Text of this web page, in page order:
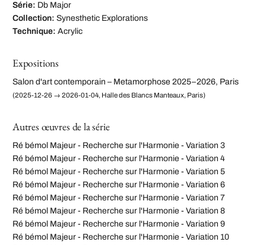
Série: Db Major
Collection: Synesthetic Explorations
Technique: Acrylic
Expositions
Salon d'art contemporain – Metamorphose 2025–2026, Paris
(2025-12-26 → 2026-01-04, Halle des Blancs Manteaux, Paris)
Autres œuvres de la série
Ré bémol Majeur - Recherche sur l'Harmonie - Variation 3
Ré bémol Majeur - Recherche sur l'Harmonie - Variation 4
Ré bémol Majeur - Recherche sur l'Harmonie - Variation 5
Ré bémol Majeur - Recherche sur l'Harmonie - Variation 6
Ré bémol Majeur - Recherche sur l'Harmonie - Variation 7
Ré bémol Majeur - Recherche sur l'Harmonie - Variation 8
Ré bémol Majeur - Recherche sur l'Harmonie - Variation 9
Ré bémol Majeur - Recherche sur l'Harmonie - Variation 10